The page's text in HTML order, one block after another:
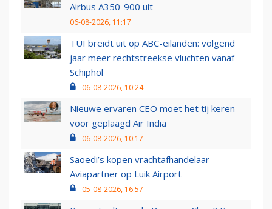
Airbus A350-900 uit
06-08-2026, 11:17
TUI breidt uit op ABC-eilanden: volgend
jaar meer rechtstreekse vluchten vanaf
Schiphol
06-08-2026, 10:24
Nieuwe ervaren CEO moet het tij keren
voor geplaagd Air India
06-08-2026, 10:17
Saoedi’s kopen vrachtafhandelaar
Aviapartner op Luik Airport
05-08-2026, 16:57